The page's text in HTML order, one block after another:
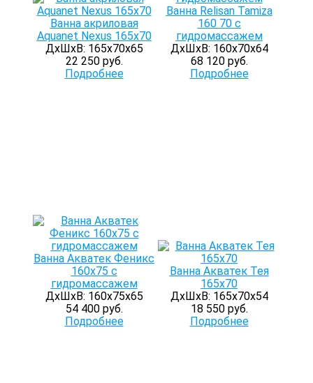
Ванна акриловая
Aquanet Nexus 165x70
ДхШхВ: 165х70х65
22 250 руб.
Подробнее
Ванна Relisan Tamiza
160 70 с
гидромассажем
ДхШхВ: 160х70х64
68 120 руб.
Подробнее
Ванна Акватек Феникс
160х75 с
гидромассажем
ДхШхВ: 160х75х65
54 400 руб.
Подробнее
Ванна Акватек Тея
165х70
ДхШхВ: 165х70х54
18 550 руб.
Подробнее